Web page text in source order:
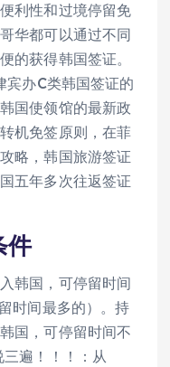
利性和过境停留免
华都可以通过不同
的获得韩国签证。
办C类韩国签证的
国使领馆的最新政
机免签原则，在菲
略，韩国旅游签证
五年多次往返签证
件
韩国，可停留时间
时间最多的）。持
国，可停留时间不
遍！！！：从